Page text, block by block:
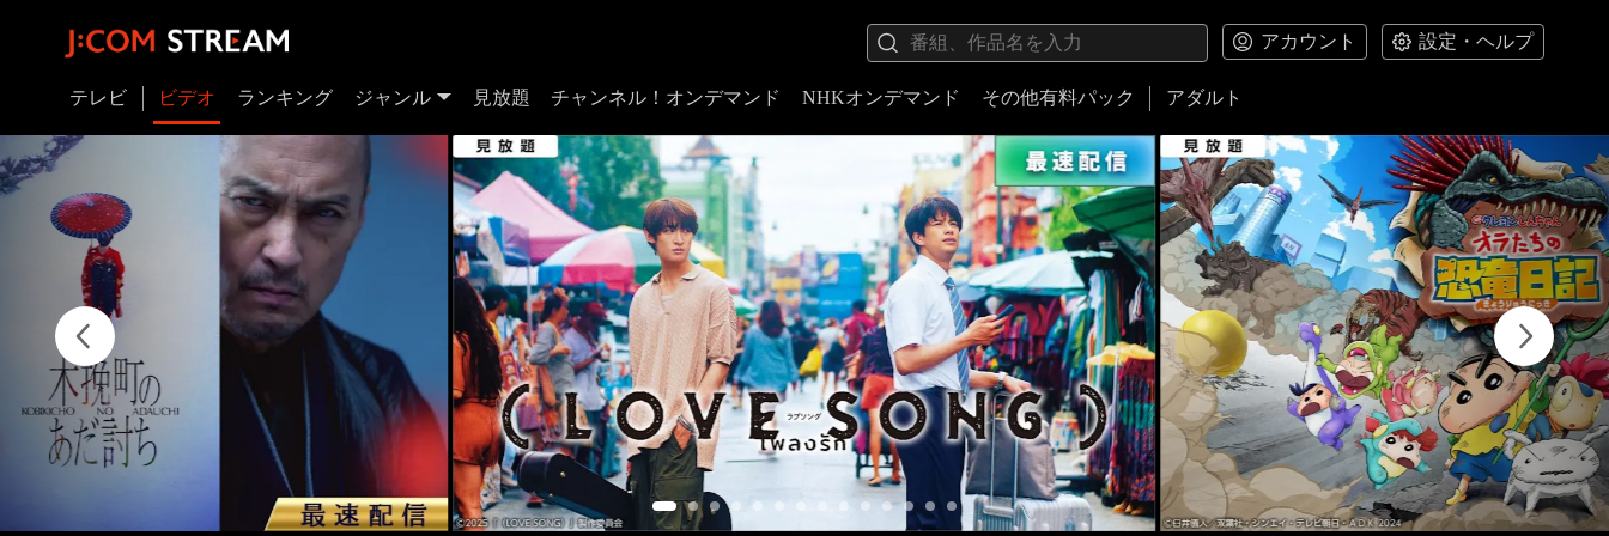
アカウント 設定・ヘルプ
テレビ ビデオ ランキング ジャンル 見放題 チャンネル！オンデマンド NHKオンデマンド その他有料パック アダルト